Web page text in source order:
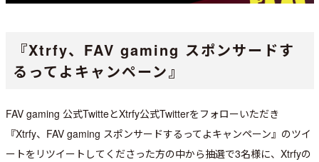
『Xtrfy、FAV gaming スポンサードす
るってよキャンペーン』
FAV gaming 公式TwitteとXtrfy公式Twitterをフォローいただき
『Xtrfy、FAV gaming スポンサードするってよキャンペーン』のツイ
ートをリツイートしてくださった方の中から抽選で3名様に、Xtrfyの